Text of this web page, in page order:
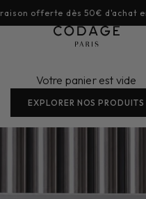
offerte dès 50€ d'achat
Votre panier est vide
EXPLORER NOS PRODUITS